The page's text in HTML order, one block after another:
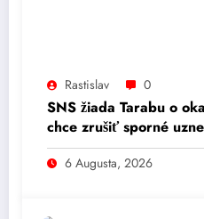
Rastislav 0
SNS žiada Tarabu o
chce zrušiť sporné
zonácií národných
6 Augusta, 2026